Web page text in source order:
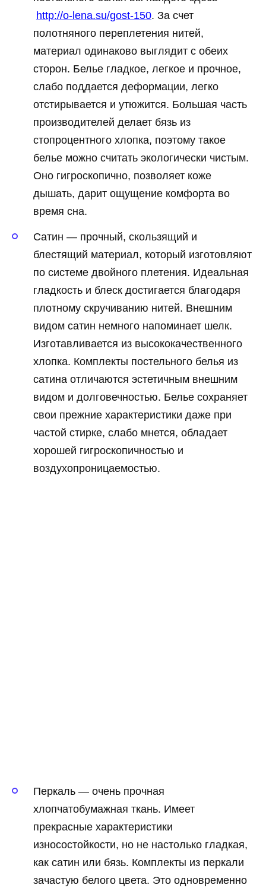
http://o-lena.su/gost-150. За счет
полотняного переплетения нитей,
материал одинаково выглядит с обеих
сторон. Белье гладкое, легкое и прочное,
слабо поддается деформации, легко
отстирывается и утюжится. Большая часть
производителей делает бязь из
стопроцентного хлопка, поэтому такое
белье можно считать экологически чистым.
Оно гигроскопично, позволяет коже
дышать, дарит ощущение комфорта во
время сна.
Сатин — прочный, скользящий и
блестящий материал, который изготовляют
по системе двойного плетения. Идеальная
гладкость и блеск достигается благодаря
плотному скручиванию нитей. Внешним
видом сатин немного напоминает шелк.
Изготавливается из высококачественного
хлопка. Комплекты постельного белья из
сатина отличаются эстетичным внешним
видом и долговечностью. Белье сохраняет
свои прежние характеристики даже при
частой стирке, слабо мнется, обладает
хорошей гигроскопичностью и
воздухопроницаемостью.
Перкаль — очень прочная
хлопчатобумажная ткань. Имеет
прекрасные характеристики
износостойкости, но не настолько гладкая,
как сатин или бязь. Комплекты из перкали
зачастую белого цвета. Это одновременно